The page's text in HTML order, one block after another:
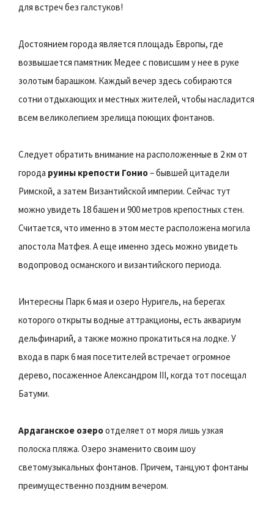
для встреч без галстуков!
Достоянием города является площадь Европы, где
возвышается памятник Медее с повисшим у нее в руке
золотым барашком. Каждый вечер здесь собираются
сотни отдыхающих и местных жителей, чтобы насладится
всем великолепием зрелища поющих фонтанов.
Следует обратить внимание на расположенные в 2 км от
города руины крепости Гонио– бывшей цитадели
Римской, а затем Византийской империи. Сейчас тут
можно увидеть 18 башен и 900 метров крепостных стен.
Считается, что именно в этом месте расположена могила
апостола Матфея. А еще именно здесь можно увидеть
водопровод османского и византийского периода.
Интересны Парк 6 мая и озеро Нуригель, на берегах
которого открыты водные аттракционы, есть аквариум
дельфинарий, а также можно прокатиться на лодке. У
входа в парк 6 мая посетителей встречает огромное
дерево, посаженное Александром III, когда тот посещал
Батуми.
Ардаганское озероотделяет от моря лишь узкая
полоска пляжа. Озеро знаменито своим шоу
светомузыкальных фонтанов. Причем, танцуют фонтаны
преимущественно поздним вечером.